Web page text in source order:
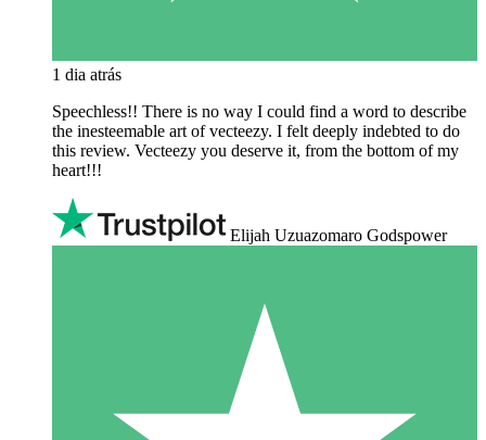
1 dia atrás
Speechless!! There is no way I could find a word to describe
the inesteemable art of vecteezy. I felt deeply indebted to do
this review. Vecteezy you deserve it, from the bottom of my
heart!!!
Elijah Uzuazomaro Godspower